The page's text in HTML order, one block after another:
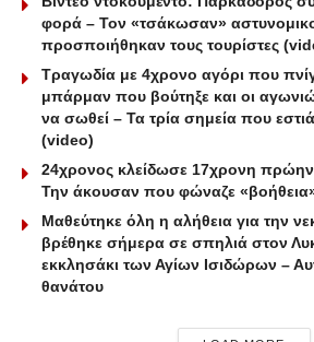
φορά – Τον «τσάκωσαν»
προσποιήθηκαν τους τουρίστες
Τραγωδία με 4χρονο αγόρι που
μπάρμαν που βούτηξε και οι
να σωθεί – Τα τρία σημεία που
(video)
24χρονος κλείδωσε 17χρονη πρώην
Την άκουσαν που φώναζε
Μαθεύτηκε όλη η αλήθεια για την
βρέθηκε σήμερα σε σπηλιά στον
εκκλησάκι των Αγίων Ισιδώρων –
θανάτου